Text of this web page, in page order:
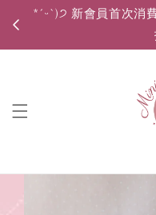
*ˊᵕˋ)੭ 新會員首次消